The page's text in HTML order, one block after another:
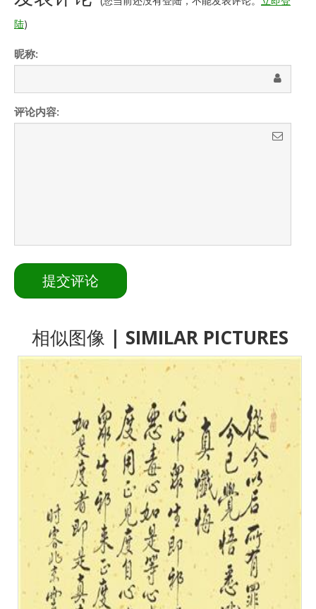
陆)
昵称:
评论内容:
相似图像 | SIMILAR PICTURES